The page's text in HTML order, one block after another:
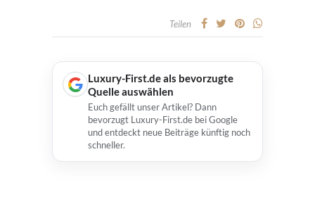
Teilen
Luxury-First.de als bevorzugte
Quelle auswählen
Euch gefällt unser Artikel? Dann
bevorzugt Luxury-First.de bei Google
und entdeckt neue Beiträge künftig noch
schneller.